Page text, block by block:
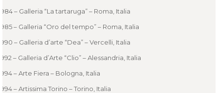
– Galleria “La tartaruga” – Roma, Italia
– Galleria “Oro del tempo” – Roma, Italia
– Galleria d’arte “Dea” – Vercelli, Italia
– Galleria d’Arte “Clio” – Alessandria, Italia
– Arte Fiera – Bologna, Italia
– Artissima Torino – Torino, Italia